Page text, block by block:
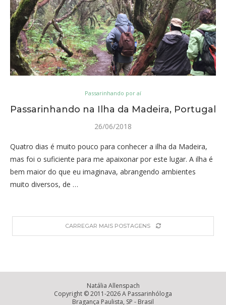
Passarinhando por aí
Passarinhando na Ilha da Madeira, Portugal
26/06/2018
Quatro dias é muito pouco para conhecer a ilha da Madeira,
mas foi o suficiente para me apaixonar por este lugar. A ilha é
bem maior do que eu imaginava, abrangendo ambientes
muito diversos, de …
CARREGAR MAIS POSTAGENS
Natália Allenspach
Copyright © 2011-2026 A Passarinhóloga
Bragança Paulista, SP - Brasil